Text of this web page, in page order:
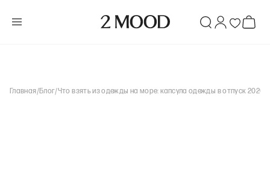
Главная/Блог/Что взять из одежды на море: капсула одежды в отпуск 2026